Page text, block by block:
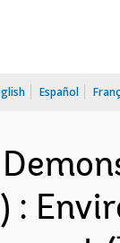
Español
: